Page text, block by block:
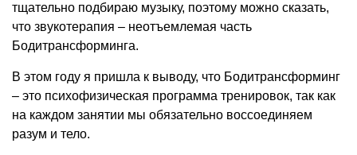
тщательно подбираю музыку, поэтому можно сказать,
что звукотерапия – неотъемлемая часть
Бодитрансформинга.
В этом году я пришла к выводу, что Бодитрансформинг
– это психофизическая программа тренировок, так как
на каждом занятии мы обязательно воссоединяем
разум и тело.